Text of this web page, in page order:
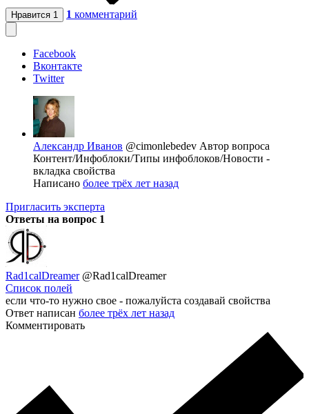
Нравится 1 1 комментарий
Facebook
Вконтакте
Twitter
Александр Иванов @cimonlebedev Автор вопроса
Контент/Инфоблоки/Типы инфоблоков/Новости -
вкладка свойства
Написано более трёх лет назад
Пригласить эксперта
Ответы на вопрос 1
Rad1calDreamer @Rad1calDreamer
Список полей
если что-то нужно свое - пожалуйста создавай свойства
Ответ написан более трёх лет назад
Комментировать